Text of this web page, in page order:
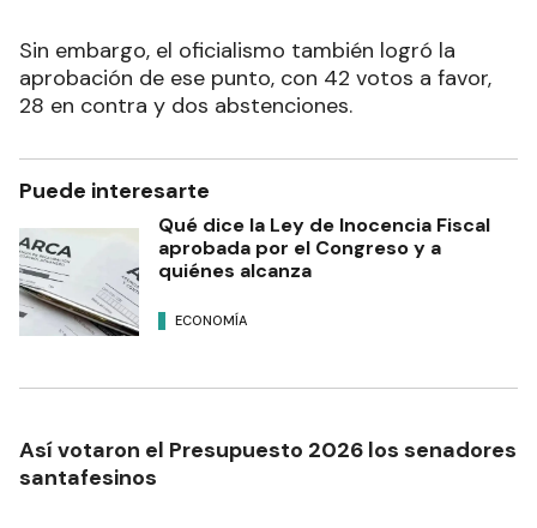
Sin embargo, el oficialismo también logró la
aprobación de ese punto, con 42 votos a favor,
28 en contra y dos abstenciones.
Puede interesarte
Qué dice la Ley de Inocencia Fiscal
aprobada por el Congreso y a
quiénes alcanza
ECONOMÍA
Así votaron el Presupuesto 2026 los senadores
santafesinos